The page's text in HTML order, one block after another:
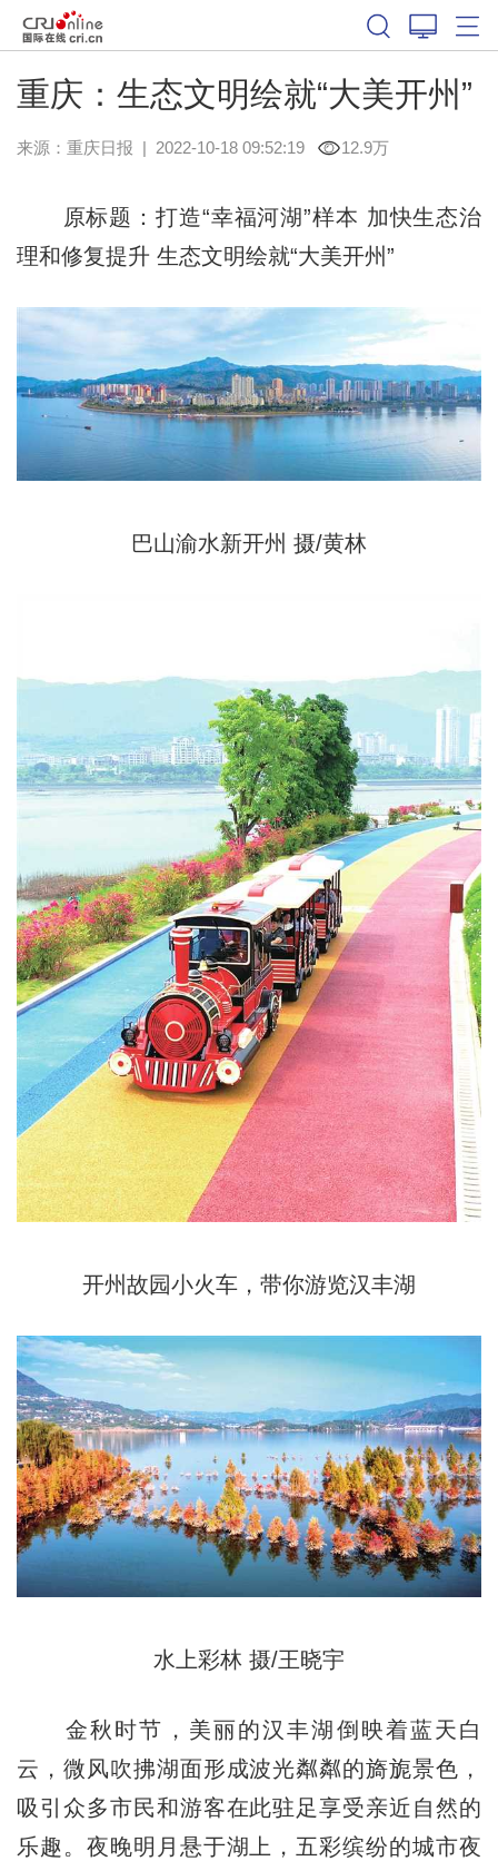
重庆：生态文明绘就“大美开州”
来源： 重庆日报 | 2022-10-18 09:52:19 12.9万
原标题：打造“幸福河湖”样本 加快生态治
理和修复提升 生态文明绘就“大美开州”
巴山渝水新开州 摄/黄林
​开州故园小火车，带你游览汉丰湖
水上彩林 摄/王晓宇
金秋时节，美丽的汉丰湖倒映着蓝天白
云，微风吹拂湖面形成波光粼粼的旖旎景色，
吸引众多市民和游客在此驻足享受亲近自然的
乐趣。夜晚明月悬于湖上，五彩缤纷的城市夜